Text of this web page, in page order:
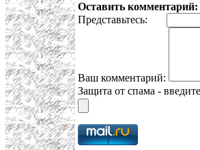
Оставить комментарий:
Представьтесь:
Ваш комментарий:
Защита от спама -